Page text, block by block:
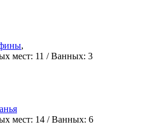
,
мест: 11 /Ванных: 3
мест: 14 /Ванных: 6